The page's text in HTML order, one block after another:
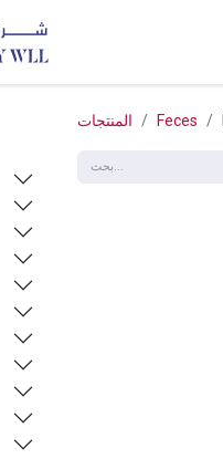
المنتجات Feces